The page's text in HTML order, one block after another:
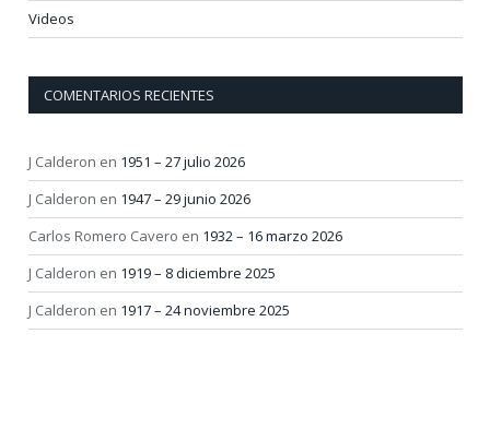
Videos
COMENTARIOS RECIENTES
J Calderon en 1951 – 27 julio 2026
J Calderon en 1947 – 29 junio 2026
Carlos Romero Cavero en 1932 – 16 marzo 2026
J Calderon en 1919 – 8 diciembre 2025
J Calderon en 1917 – 24 noviembre 2025